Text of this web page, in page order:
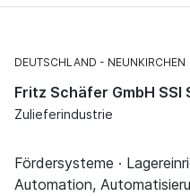
DEUTSCHLAND NEUNKIRCHEN
Fritz Schäfer GmbH SSI
Zulieferindustrie
Fördersysteme ·
Automation,